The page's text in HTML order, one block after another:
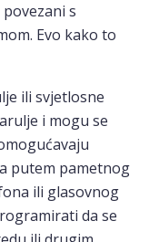
s
Evo kako to
ili svjetlosne
i mogu se
putem pametnog
ili glasovnog
da se